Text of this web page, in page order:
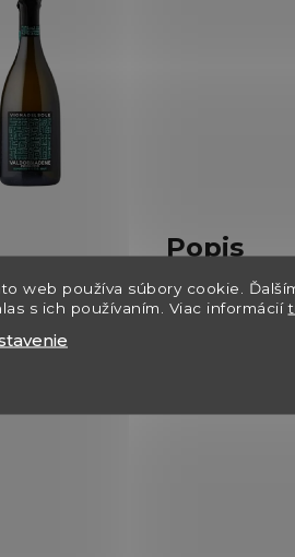
web používa súbory cookie.
s ich používaním. Viac informácií
Popis
pri zrode ktorej stála
Niektorými vlastnosťami sa
tmavou farbou.